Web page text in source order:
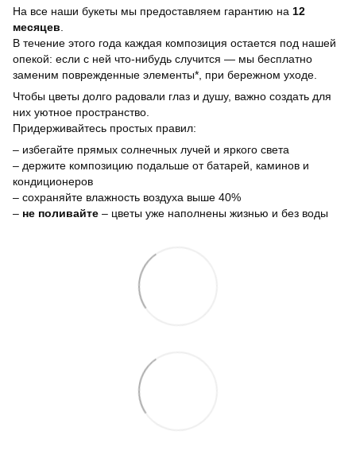
На все наши букеты мы предоставляем гарантию на 12
месяцев.
В течение этого года каждая композиция остается под нашей
опекой: если с ней что-нибудь случится — мы бесплатно
заменим поврежденные элементы*, при бережном уходе.
Чтобы цветы долго радовали глаз и душу, важно создать для
них уютное пространство.
Придерживайтесь простых правил:
– избегайте прямых солнечных лучей и яркого света
– держите композицию подальше от батарей, каминов и
кондиционеров
– сохраняйте влажность воздуха выше 40%
– не поливайте – цветы уже наполнены жизнью и без воды